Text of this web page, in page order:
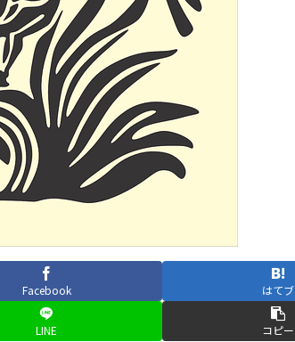
Facebook はてブ
LINE コピー